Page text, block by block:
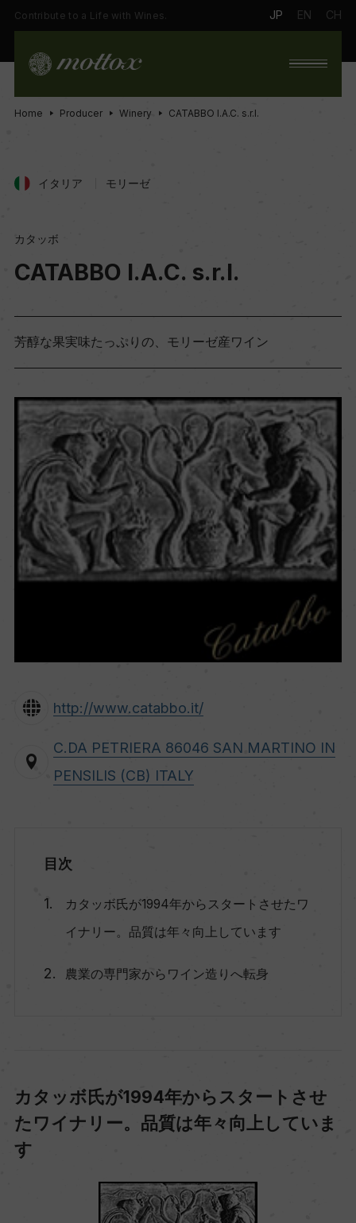
Contribute to a Life with Wines. JP EN CH
Home Producer Winery CATABBO I.A.C. s.r.l.
イタリア モリーゼ
カタッボ
CATABBO I.A.C. s.r.l.
芳醇な果実味たっぷりの、モリーゼ産ワイン
http://www.catabbo.it/
C.DA PETRIERA 86046 SAN MARTINO IN
PENSILIS (CB) ITALY
目次
カタッボ氏が1994年からスタートさせたワ
イナリー。品質は年々向上しています
農業の専門家からワイン造りへ転身
カタッボ氏が1994年からスタートさせ
たワイナリー。品質は年々向上していま
す